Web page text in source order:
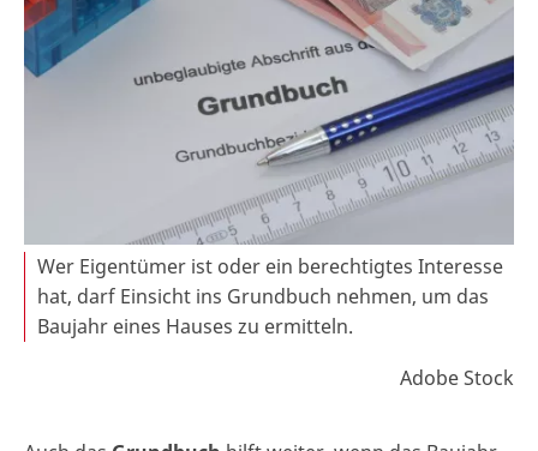
Wer Eigentümer ist oder ein berechtigtes Interesse
hat, darf Einsicht ins Grundbuch nehmen, um das
Baujahr eines Hauses zu ermitteln.
Adobe Stock